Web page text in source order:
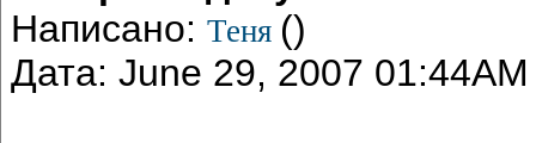
Написано: Теня ()
Дата: June 29, 2007 01:44AM